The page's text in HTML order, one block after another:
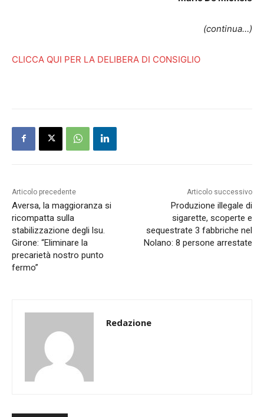
(continua…)
CLICCA QUI PER LA DELIBERA DI CONSIGLIO
Articolo precedente
Aversa, la maggioranza si
ricompatta sulla
stabilizzazione degli lsu.
Girone: “Eliminare la
precarietà nostro punto
fermo”
Articolo successivo
Produzione illegale di
sigarette, scoperte e
sequestrate 3 fabbriche nel
Nolano: 8 persone arrestate
Redazione